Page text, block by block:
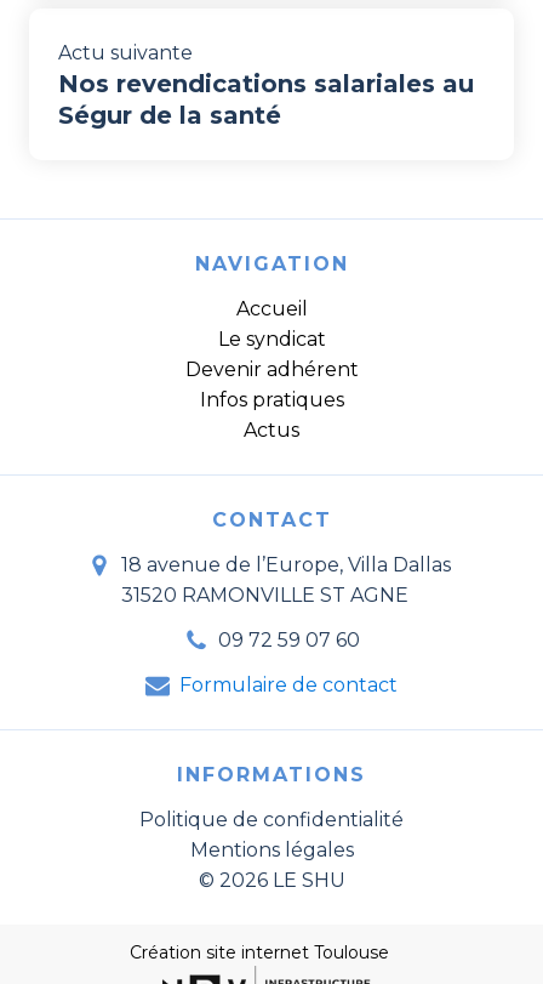
Actu suivante
Nos revendications salariales au
Ségur de la santé
NAVIGATION
Accueil
Le syndicat
Devenir adhérent
Infos pratiques
Actus
CONTACT
18 avenue de l’Europe, Villa Dallas
31520 RAMONVILLE ST AGNE
09 72 59 07 60
Formulaire de contact
INFORMATIONS
Politique de confidentialité
Mentions légales
© 2026 LE SHU
Création site internet Toulouse